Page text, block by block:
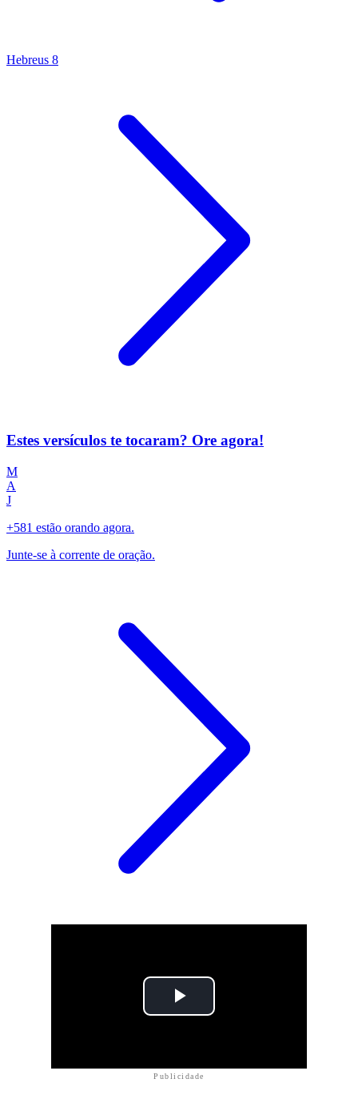
Hebreus 8
Estes versículos te tocaram? Ore agora!
M
A
J
+581 estão orando agora.
Junte-se à corrente de oração.
Publicidade